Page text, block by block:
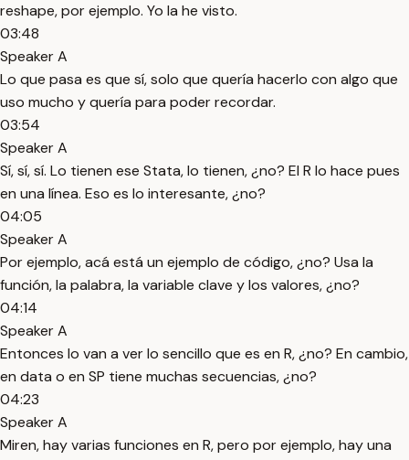
reshape, por ejemplo. Yo la he visto.
03:48
Speaker A
Lo que pasa es que sí, solo que quería hacerlo con algo que
uso mucho y quería para poder recordar.
03:54
Speaker A
Sí, sí, sí. Lo tienen ese Stata, lo tienen, ¿no? El R lo hace pues
en una línea. Eso es lo interesante, ¿no?
04:05
Speaker A
Por ejemplo, acá está un ejemplo de código, ¿no? Usa la
función, la palabra, la variable clave y los valores, ¿no?
04:14
Speaker A
Entonces lo van a ver lo sencillo que es en R, ¿no? En cambio,
en data o en SP tiene muchas secuencias, ¿no?
04:23
Speaker A
Miren, hay varias funciones en R, pero por ejemplo, hay una